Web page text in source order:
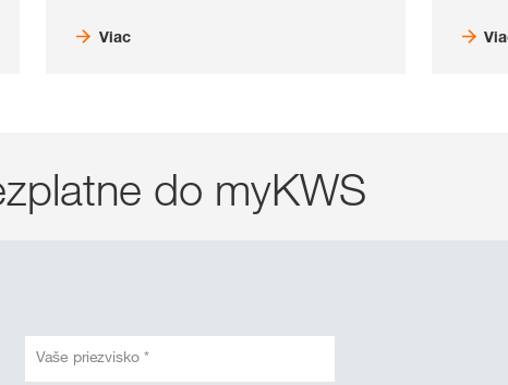
Viac
do myKWS
Vaše priezvisko *